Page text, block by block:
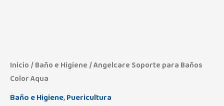
Inicio /Baño e Higiene / Angelcare Soporte para Baños
Color Aqua
Baño e Higiene,Puericultura